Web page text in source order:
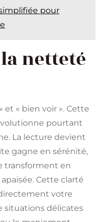
pour
netteté
et « bien voir ». Cette
pourtant
La lecture devient
gagne en sérénité,
transforment en
Cette clarté
votre
situations délicates